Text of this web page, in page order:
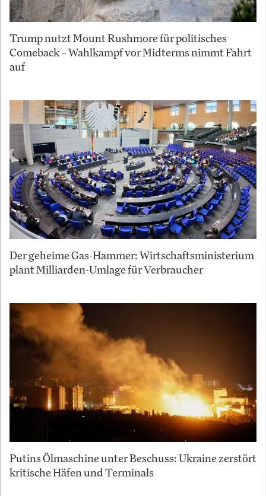
Trump nutzt Mount Rushmore für politisches
Comeback – Wahlkampf vor Midterms nimmt Fahrt
auf
Der geheime Gas-Hammer: Wirtschaftsministerium
plant Milliarden-Umlage für Verbraucher
Putins Ölmaschine unter Beschuss: Ukraine zerstört
kritische Häfen und Terminals